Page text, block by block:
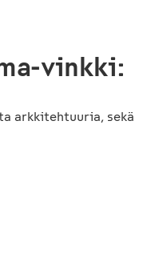
vinkki:
arkkitehtuuria, sekä